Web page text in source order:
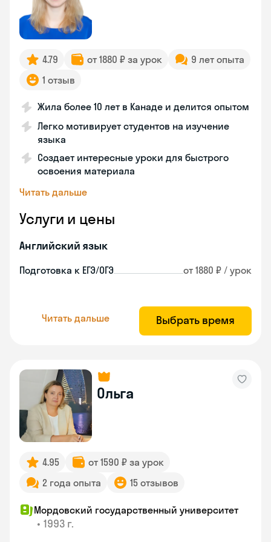
4.79 от 1880 ₽ за урок
9 лет опыта
1 отзыв
Жила более 10 лет в Канаде и делится опытом
Легко мотивирует студентов на изучение
языка
Создает интересные уроки для быстрого
освоения материала
Читать дальше
Услуги и цены
Английский язык
Подготовка к ЕГЭ/ОГЭ от 1880 ₽ / урок
Читать дальше Выбрать время
Ольга
4.95
от 1590 ₽ за урок
2 года опыта
15 отзывов
Мордовский государственный университет
• 1993 г.